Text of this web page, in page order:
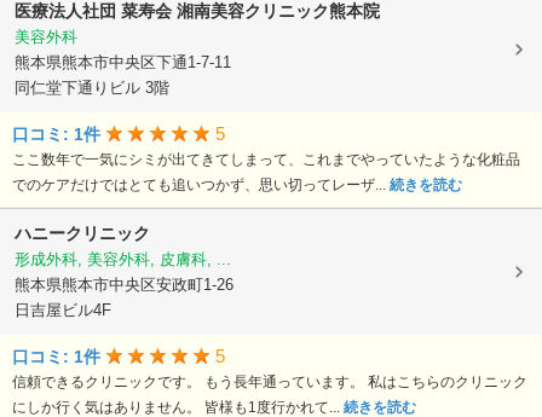
医療法人社団 菜寿会 湘南美容クリニック熊本院
美容外科
熊本県熊本市中央区下通1-7-11
同仁堂下通りビル 3階
口コミ: 1件 5
ここ数年で一気にシミが出てきてしまって、これまでやっていたような化粧品
でのケアだけではとても追いつかず、思い切ってレーザ... 続きを読む
ハニークリニック
形成外科, 美容外科, 皮膚科, ...
熊本県熊本市中央区安政町1-26
日吉屋ビル4F
口コミ: 1件 5
信頼できるクリニックです。 もう長年通っています。 私はこちらのクリニック
にしか行く気はありません。 皆様も1度行かれて... 続きを読む